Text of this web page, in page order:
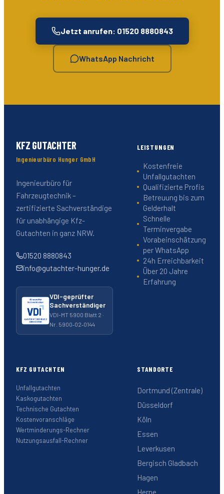
Jetzt anrufen: 01520 8880843
WhatsApp Nachricht
KFZ GUTACHTER
Ingenieurbüro Hunger GmbH
Ingenieurbüro für
Fahrzeugtechnik –
zertifizierte Sachverständige
für unabhängige Kfz-
Gutachten in ganz NRW.
01520 8880843
info@gutachter-hunger.de
VDI-geprüfter
Sachverständiger
VDI-MT 5900 Blatt 2 ·
Nr. 5900‑02‑0144
LEISTUNGEN
Kostenfreie
Unfallgutachten
Qualifizierte Profis
Betreuung bis zum
Gelderhalt
Schnelle
Terminvergabe
Vorabeinschätzung
per WhatsApp
24h Erreichbarkeit
Über 20 Jahre
Erfahrung
KFZ GUTACHTEN
Unfallgutachten
Kaskogutachten
Technische Gutachten
Kostenvoranschläge
Wertminderungs-Rechner
Nutzungsausfall-Rechner
STANDORTE
Dortmund (Zentrale)
Düsseldorf
Köln
Essen
Leverkusen
Bergisch Gladbach
Hagen
Herne